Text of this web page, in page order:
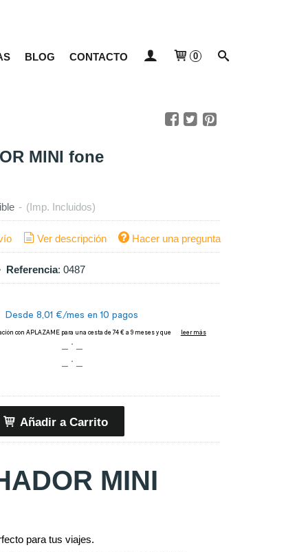
BLOG CONTACTO 0
MINI fone
- (Imp. Incluidos)
Ver descripción Hacer una pregunta
Referencia: 0487
Añadir a Carrito
MINI
para tus viajes.